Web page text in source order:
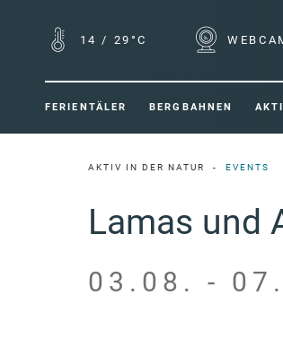
14 / 29°C
FERIENTÄLER BERGBAHNEN
AKTIV IN DER NATUR EVENTS
Lamas und
03.08. -